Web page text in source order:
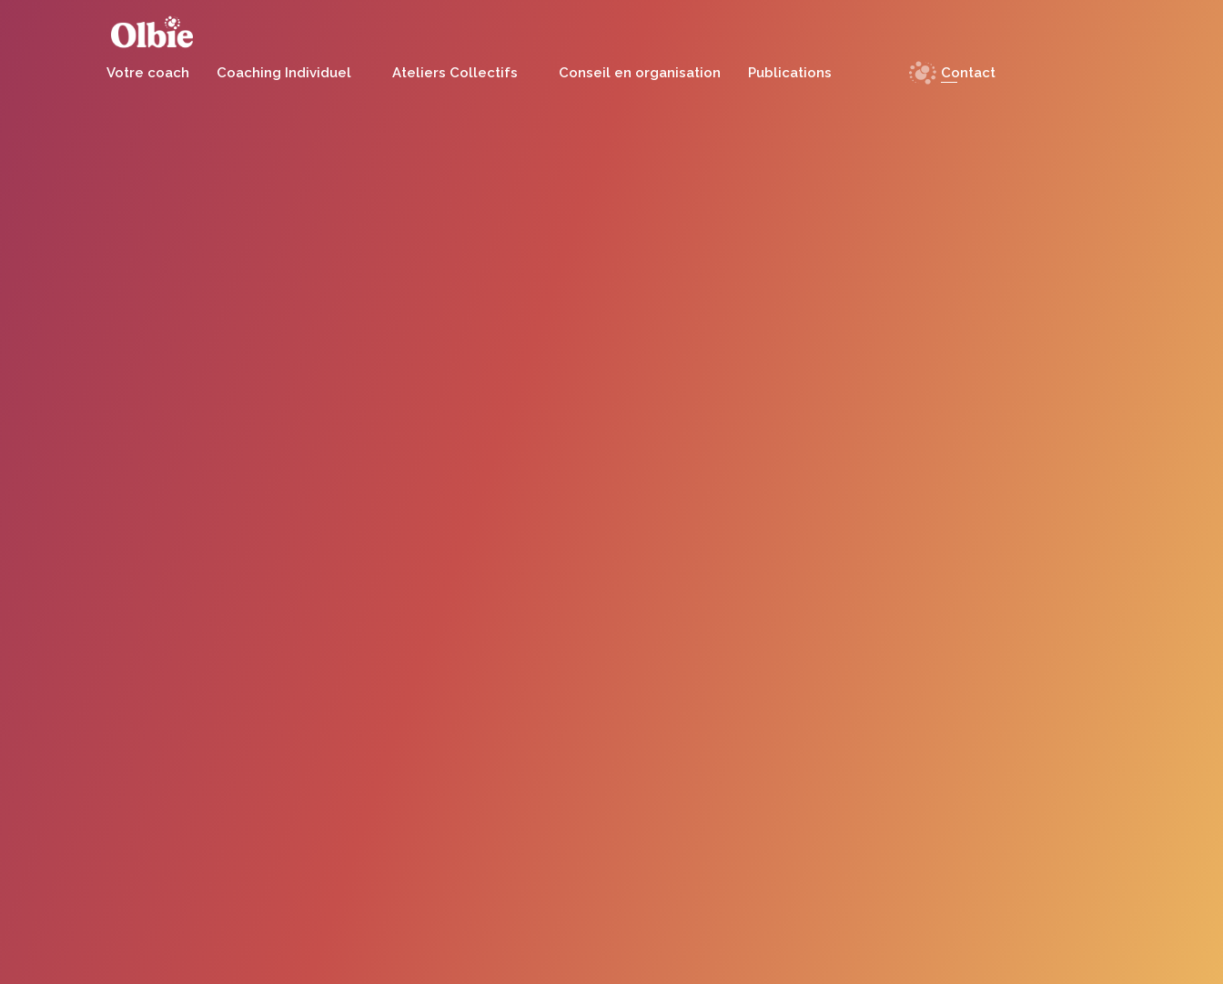
Panneau de gestion des cookies
Votre coach Coaching Individuel Ateliers Collectifs Conseil en organisation Publications Contact